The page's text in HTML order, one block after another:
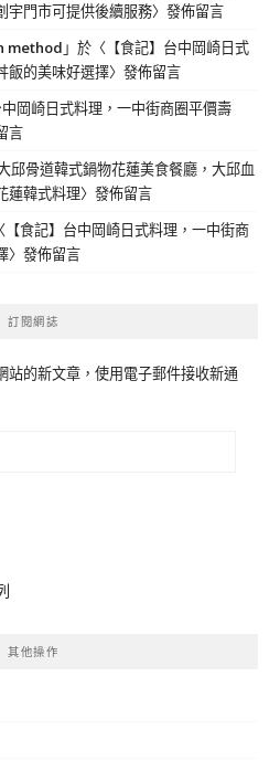
宇門市可提供後續服務〉發佈留言
method 」於〈 【食記】台中岡崎日式
飯的美味好選擇〉發佈留言
中岡崎日式料理，一中街商圈平價壽
言
邱骨道韓式鍋物花蓮美食餐廳，大邱血
蓮韓式料理〉發佈留言
【食記】台中岡崎日式料理，一中街商
〉發佈留言
訂閱網誌
站的新文章，使用電子郵件接收新通
其他操作